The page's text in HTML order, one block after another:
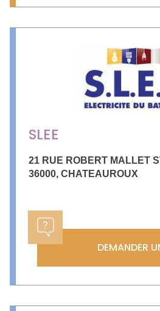
SLEE
21 RUE ROBERT MALLET
36000, CHATEAUROUX
DEMANDER